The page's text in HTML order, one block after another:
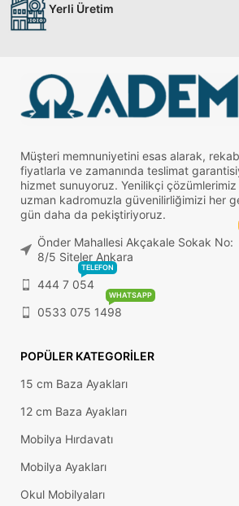
Yerli Üretim
Müşteri memnuniyetini esas alarak,
fiyatlarla ve zamanında teslimat
hizmet sunuyoruz. Yenilikçi
uzman kadromuzla güvenilirliğimizi her
gün daha da pekiştiriyoruz.
Önder Mahallesi Akçakale Sokak No:
8/5 Siteler Ankara
444 7 054
TELEFON
0533 075 1498
WHATSAPP
POPÜLER KATEGORILER
15 cm Baza Ayakları
12 cm Baza Ayakları
Mobilya Hırdavatı
Mobilya Ayakları
Okul Mobilyaları